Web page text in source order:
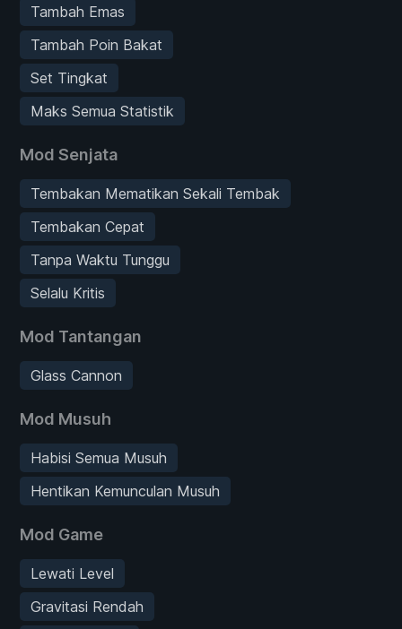
Tambah Emas
Tambah Poin Bakat
Set Tingkat
Maks Semua Statistik
Mod Senjata
Tembakan Mematikan Sekali Tembak
Tembakan Cepat
Tanpa Waktu Tunggu
Selalu Kritis
Mod Tantangan
Glass Cannon
Mod Musuh
Habisi Semua Musuh
Hentikan Kemunculan Musuh
Mod Game
Lewati Level
Gravitasi Rendah